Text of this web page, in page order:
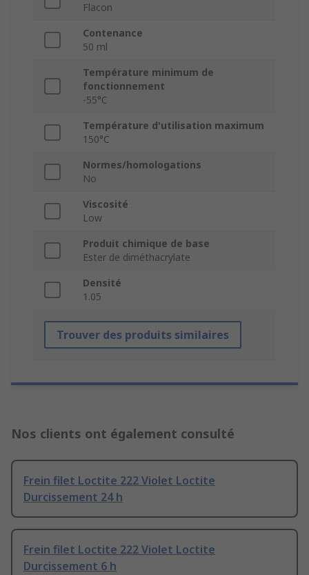
Flacon
Contenance
50 ml
Température minimum de
fonctionnement
-55°C
Température d'utilisation maximum
150°C
Normes/homologations
No
Viscosité
Low
Produit chimique de base
Ester de diméthacrylate
Densité
1.05
Trouver des produits similaires
Nos clients ont également consulté
Frein filet Loctite 222 Violet Loctite
Durcissement 24 h
Frein filet Loctite 222 Violet Loctite
Durcissement 6 h